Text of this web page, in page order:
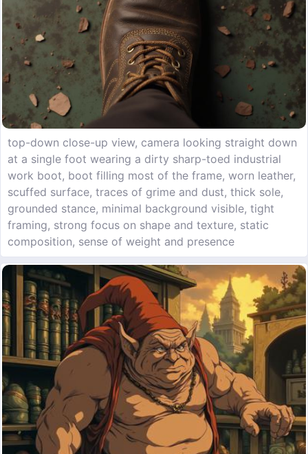
top-down close-up view, camera looking straight down
at a single foot wearing a dirty sharp-toed industrial
work boot, boot filling most of the frame, worn leather,
scuffed surface, traces of grime and dust, thick sole,
grounded stance, minimal background visible, tight
framing, strong focus on shape and texture, static
composition, sense of weight and presence